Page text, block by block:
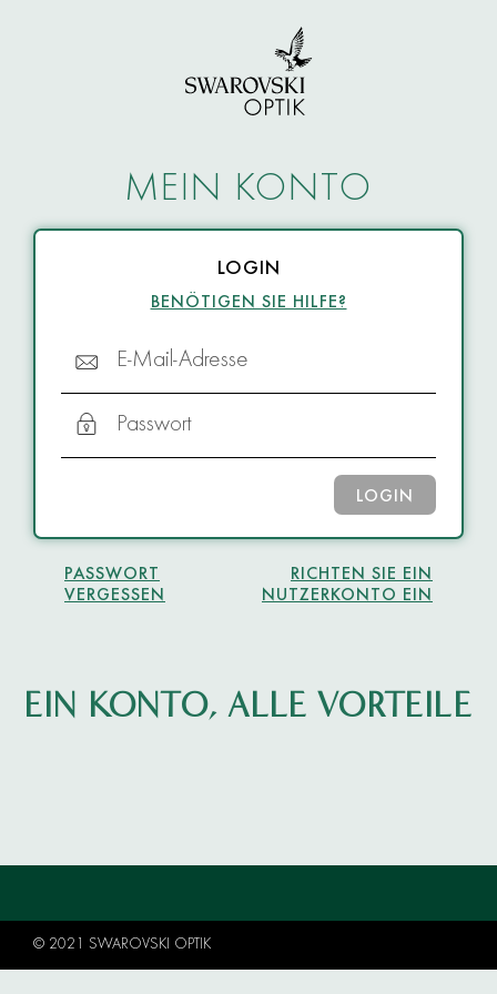
MEIN KONTO
LOGIN
BENÖTIGEN SIE HILFE?
E-Mail-Adresse
Passwort
LOGIN
PASSWORT
VERGESSEN
RICHTEN SIE EIN
NUTZERKONTO EIN
EIN KONTO, ALLE VORTEILE
© 2021 SWAROVSKI OPTIK